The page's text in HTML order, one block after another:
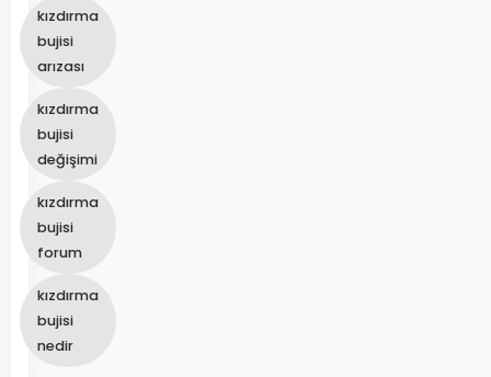
kızdırma
bujisi
arızası
kızdırma
bujisi
değişimi
kızdırma
bujisi
forum
kızdırma
bujisi
nedir